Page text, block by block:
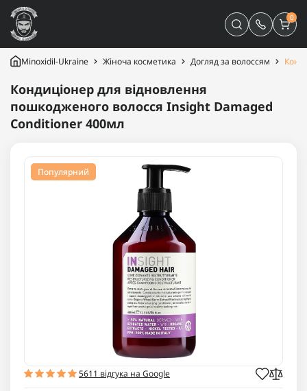
0
Minoxidil-Ukraine Жіноча косметика Догляд за волоссям
Кондиціонер для відновлення
пошкодженого волосся Insight Damaged
Conditioner 400мл
Популярний
5611 відгука на Google